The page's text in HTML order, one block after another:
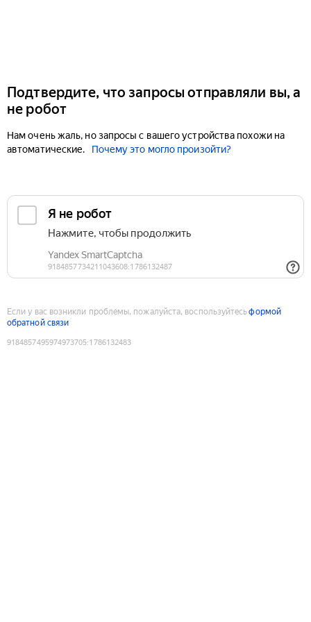
Подтвердите, что запросы отправляли вы, а
не робот
Нам очень жаль, но запросы с вашего устройства похожи на
автоматические.
Почему это могло произойти?
Если у вас возникли проблемы, пожалуйста, воспользуйтесьформой
обратной связи
9184857495974973705:1786132483